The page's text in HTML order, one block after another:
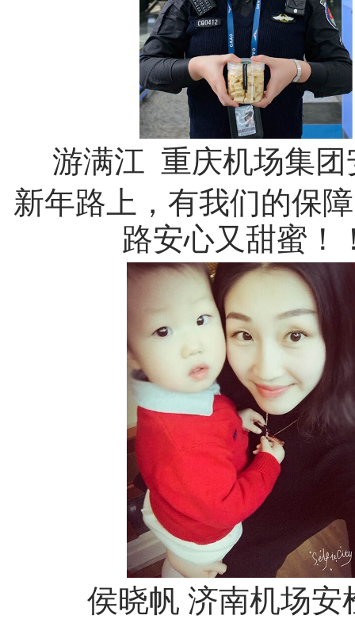
游满江 重庆机场集团
新年路上，有我们的保
路安心又甜蜜！
侯晓帆 济南机场安